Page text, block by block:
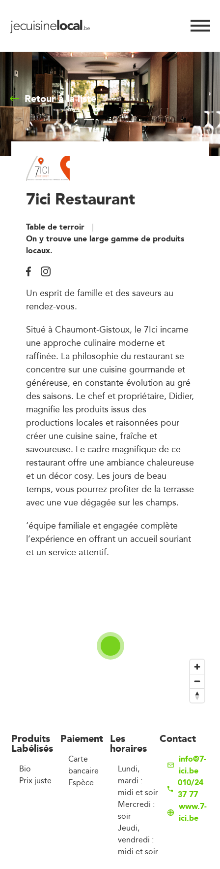
Retour à la liste
7ici Restaurant
Table de terroir
On y trouve une large gamme de produits
locaux.
Un esprit de famille et des saveurs au
rendez-vous.
Situé à Chaumont-Gistoux, le 7Ici incarne
une approche culinaire moderne et
raffinée. La philosophie du restaurant se
concentre sur une cuisine gourmande et
généreuse, en constante évolution au gré
des saisons. Le chef et propriétaire, Didier,
magnifie les produits issus des
productions locales et raisonnées pour
créer une cuisine saine, fraîche et
savoureuse. Le cadre magnifique de ce
restaurant offre une ambiance chaleureuse
et un décor cosy. Les jours de beau
temps, vous pourrez profiter de la terrasse
avec une vue dégagée sur les champs.
‘équipe familiale et engagée complète
l’expérience en offrant un accueil souriant
et un service attentif.
Produits
Labélisés
Bio
Prix juste
Paiement
Carte
bancaire
Espèce
Les
horaires
Lundi,
mardi :
midi et soir
Mercredi :
soir
Jeudi,
vendredi :
midi et soir
Contact
info@7-
ici.be
010/24
37 77
www.7-
ici.be